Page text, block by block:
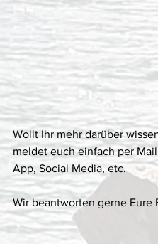
Wollt Ihr mehr darüber
meldet euch einfach per
App, Social Media, etc.
Wir beantworten gerne Eure